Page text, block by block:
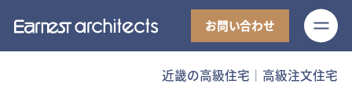
お問い合わせ
近畿の高級住宅│高級注文住宅